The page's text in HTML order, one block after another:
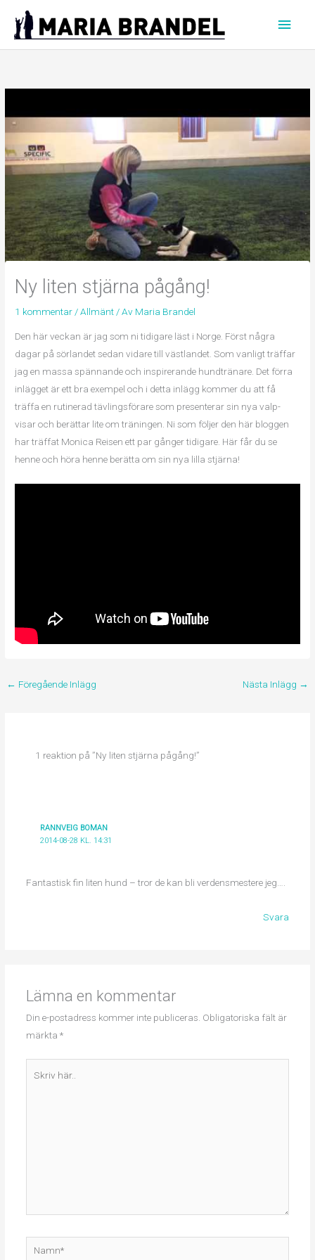
innehåll
Ny liten stjärna pågång!
1 kommentar /Allmänt / Av Maria Brandel
Den här veckan är jag som ni tidigare läst i Norge. Först några
dagar på sörlandet sedan vidare till västlandet. Som vanligt träffar
jag en massa spännande och inspirerande hundtränare. Det förra
inlägget är ett bra exempel och i detta inlägg kommer du att få
träffa en rutinerad tävlingsförare som presenterar sin nya valp-
visar och berättar lite om träningen. Ni som följer den här bloggen
har träffat Monica Reisen ett par gånger tidigare. Här får du se
henne och höra henne berätta om sin nya lilla stjärna!
← Föregående Inlägg Nästa Inlägg →
1 reaktion på ”Ny liten stjärna pågång!”
RANNVEIG BOMAN
2014-08-28 KL. 14:31
Fantastisk fin liten hund – tror de kan bli verdensmestere jeg….
Svara
Lämna en kommentar
Din e-postadress kommer inte publiceras. Obligatoriska fält är
märkta *